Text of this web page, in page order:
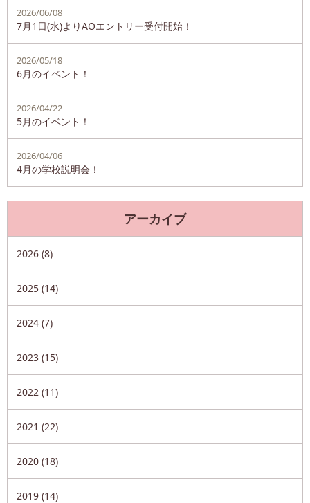
2026/06/08
7月1日(水)よりAOエントリー受付開始！
2026/05/18
6月のイベント！
2026/04/22
5月のイベント！
2026/04/06
4月の学校説明会！
アーカイブ
2026 (8)
2025 (14)
2024 (7)
2023 (15)
2022 (11)
2021 (22)
2020 (18)
2019 (14)